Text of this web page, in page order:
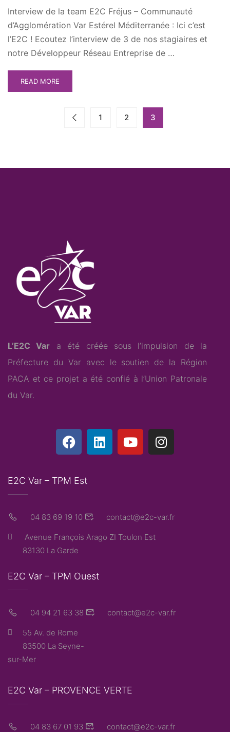
Interview de la team E2C Fréjus – Communauté
d’Agglomération Var Estérel Méditerranée : Ici c’est
l’E2C ! Ecoutez l’interview de 3 de nos stagiaires et
notre Développeur Réseau Entreprise de …
READ MORE
1 2 3
L’E2C Var a été créée sous l’impulsion de la
Préfecture du Var avec le soutien de la Région
PACA et ce projet a été confié à l’Union Patronale
du Var.
E2C Var – TPM Est
04 83 69 19 10 contact@e2c-var.fr
Avenue François Arago ZI Toulon Est
83130 La Garde
E2C Var – TPM Ouest
04 94 21 63 38 contact@e2c-var.fr
55 Av. de Rome
83500 La Seyne-
sur-Mer
E2C Var – PROVENCE VERTE
04 83 67 01 93 contact@e2c-var.fr